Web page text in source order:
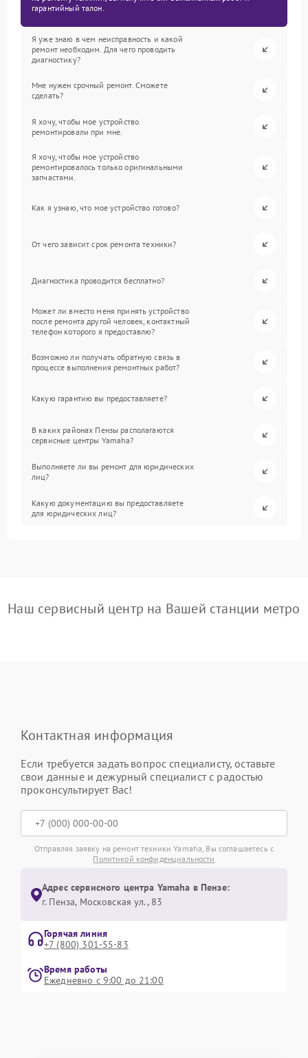
гарантийный талон.
Я уже знаю в чем неисправность и какой
ремонт необходим. Для чего проводить
диагностику?
Мне нужен срочный ремонт. Сможете
сделать?
Я хочу, чтобы мое устройство
ремонтировали при мне.
Я хочу, чтобы мое устройство
ремонтировалось только оригинальными
запчастями.
Как я узнаю, что мое устройство готово?
От чего зависит срок ремонта техники?
Диагностика проводится бесплатно?
Может ли вместо меня принять устройство
после ремонта другой человек, контактный
телефон которого я предоставлю?
Возможно ли получать обратную связь в
процессе выполнения ремонтных работ?
Какую гарантию вы предоставляете?
В каких районах Пензы располагаются
сервисные центры Yamaha?
Выполняете ли вы ремонт для юридических
лиц?
Какую документацию вы предоставляете
для юридических лиц?
Наш сервисный центр на Вашей станции метро
Контактная информация
Если требуется задать вопрос специалисту, оставьте
свои данные и дежурный специалист с радостью
проконсультирует Вас!
Отправляя заявку на ремонт техники Yamaha, Вы соглашаетесь с
Политикой конфиденциальности
Адрес сервисного центра Yamaha в Пензе:
г. Пенза, Московская ул., 83
Горячая линия
+7 (800) 301-55-83
Время работы
Ежедневно с 9:00 до 21:00